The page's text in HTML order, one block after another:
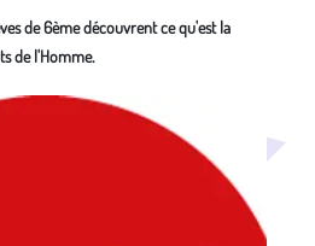
de 6ème découvrent ce qu'est la
de l'Homme.